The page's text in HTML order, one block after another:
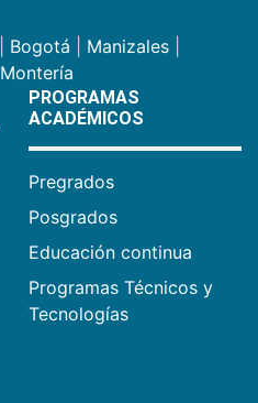
Bogotá Manizales
Montería
PROGRAMAS
ACADÉMICOS
Pregrados
Posgrados
Educación continua
Programas Técnicos y
Tecnologías